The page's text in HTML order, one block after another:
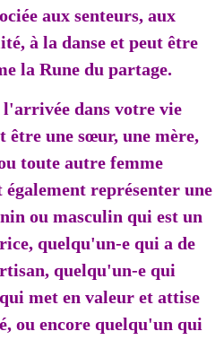
aux senteurs, aux
à la danse et peut être
la Rune du partage.
dans votre vie
être une sœur, une mère,
toute autre femme
représenter une
ou masculin qui est un
quelqu'un-e qui a de
quelqu'un-e qui
met en valeur et attise
ou encore quelqu'un qui